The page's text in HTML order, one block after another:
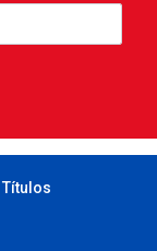
Títulos